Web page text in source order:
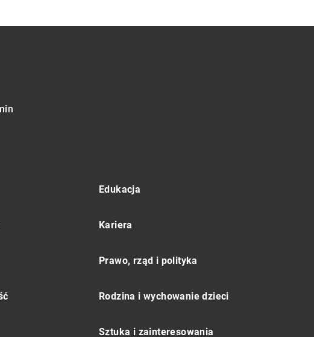
Edukacja
Kariera
Prawo, rząd i polityka
Rodzina i wychowanie dzieci
Sztuka i zainteresowania